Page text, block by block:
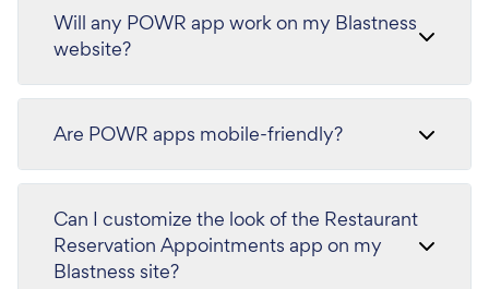
Will any POWR app work on my Blastness
website?
Are POWR apps mobile-friendly?
Can I customize the look of the Restaurant
Reservation Appointments app on my
Blastness site?